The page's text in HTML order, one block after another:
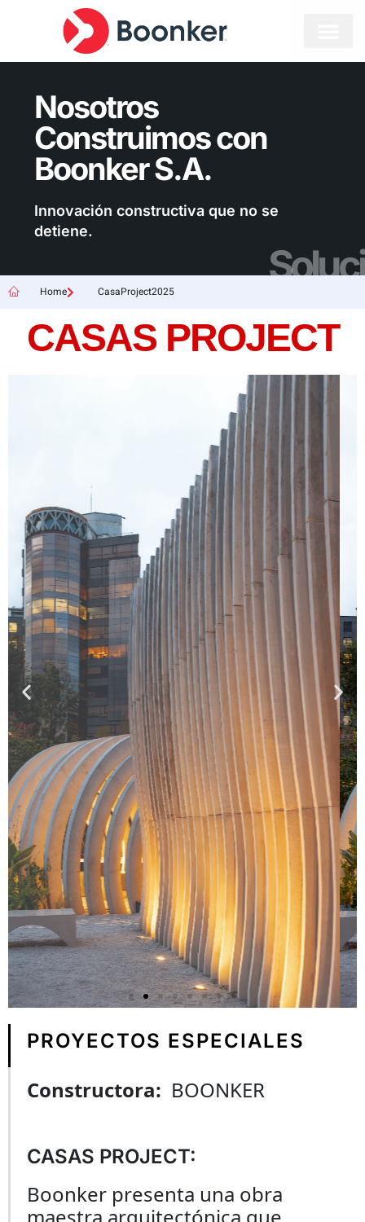
Nosotros
Construimos con
Boonker S.A.
Innovación constructiva que no se
detiene.
Home CasaProject2025
CASAS PROJECT
PROYECTOS ESPECIALES
Constructora: BOONKER
CASAS PROJECT:
Boonker presenta una obra